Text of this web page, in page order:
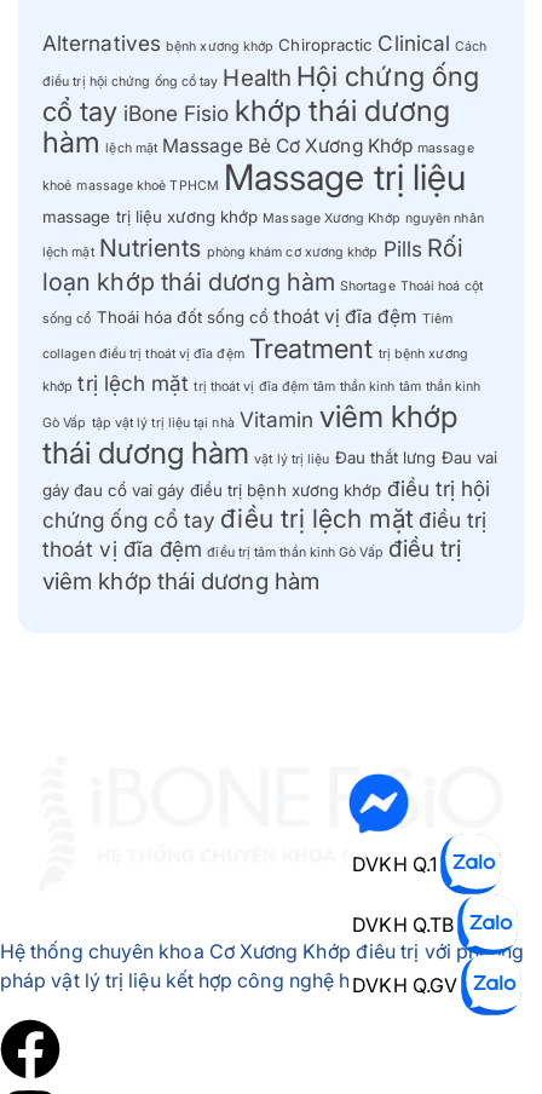
Alternatives bệnh xương khớp Chiropractic Clinical Cách
điều trị hội chứng ống cổ tay Health Hội chứng ống
cổ tay iBone Fisio khớp thái dương
hàm lệch mặt Massage Bẻ Cơ Xương Khớp massage
khoẻ massage khoẻ TPHCM Massage trị liệu
massage trị liệu xương khớp Massage Xương Khớp nguyên nhân
lệch mặt Nutrients phòng khám cơ xương khớp Pills Rối
loạn khớp thái dương hàm Shortage Thoái hoá cột
sống cổ Thoái hóa đốt sống cổ thoát vị đĩa đệm Tiêm
collagen điều trị thoát vị đĩa đệm Treatment trị bệnh xương
khớp trị lệch mặt trị thoát vị đĩa đệm tâm thần kinh tâm thần kinh
Gò Vấp tập vật lý trị liệu tại nhà Vitamin viêm khớp
thái dương hàm vật lý trị liệu Đau thắt lưng Đau vai
gáy đau cổ vai gáy điều trị bệnh xương khớp điều trị hội
chứng ống cổ tay điều trị lệch mặt điều trị
thoát vị đĩa đệm điều trị tâm thần kinh Gò Vấp điều trị
viêm khớp thái dương hàm
Hệ thống chuyên khoa Cơ Xương Khớp điều trị với phương
pháp vật lý trị liệu kết hợp công nghệ hiện đại
DVKH Q.1
DVKH Q.TB
DVKH Q.GV